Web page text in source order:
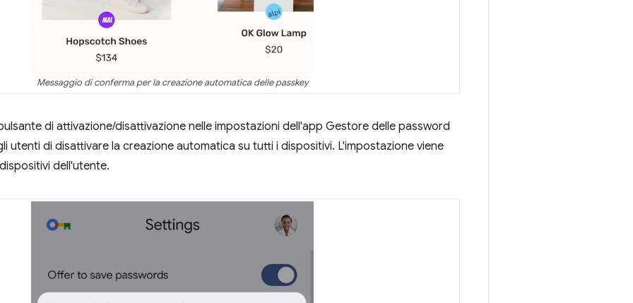
Messaggio di conferma per la creazione automatica delle passkey
di attivazione/disattivazione nelle impostazioni dell'app Gestore delle password
utenti di disattivare la creazione automatica su tutti i dispositivi. L'impostazione viene
dell'utente.